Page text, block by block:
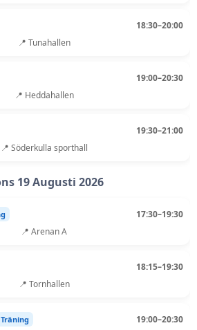
18:30–20:00
📍 Tunahallen
19:00–20:30
📍 Heddahallen
19:30–21:00
📍 Söderkulla sporthall
19 Augusti 2026
17:30–19:30
📍 Arenan A
18:15–19:30
📍 Tornhallen
Träning
19:00–20:30